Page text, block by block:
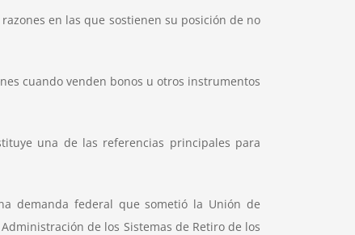
en las que sostienen su posición de no
cuando venden bonos u otros instrumentos
una de las referencias principales para
demanda federal que sometió la Unión de
de los Sistemas de Retiro de los